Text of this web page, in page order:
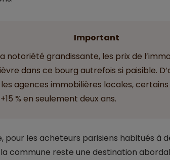
Important
notoriété grandissante, les prix de
dans ce bourg autrefois si paisible.
agences immobilières locales,
% en seulement deux ans.
les acheteurs parisiens habitués à
commune reste une destination